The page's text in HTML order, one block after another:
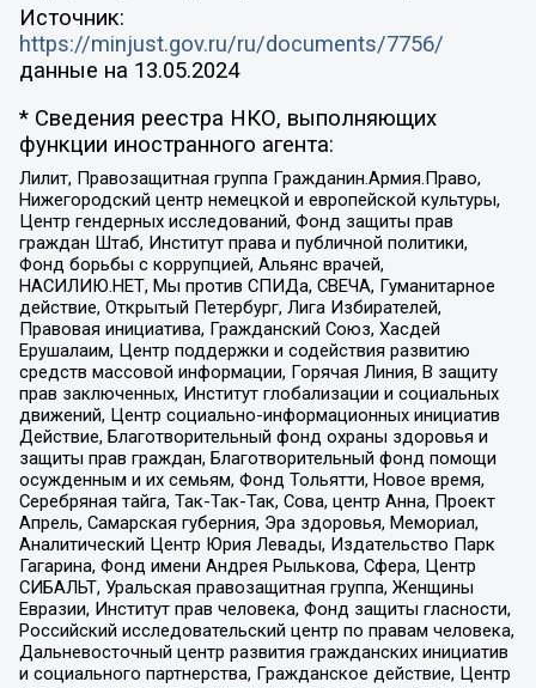
Источник:
https://minjust.gov.ru/ru/documents/7756/
данные на 13.05.2024
* Сведения реестра НКО, выполняющих
функции иностранного агента:
Лилит, Правозащитная группа Гражданин.Армия.Право,
Нижегородский центр немецкой и европейской культуры,
Центр гендерных исследований, Фонд защиты прав
граждан Штаб, Институт права и публичной политики,
Фонд борьбы с коррупцией, Альянс врачей,
НАСИЛИЮ.НЕТ, Мы против СПИДа, СВЕЧА, Гуманитарное
действие, Открытый Петербург, Лига Избирателей,
Правовая инициатива, Гражданский Союз, Хасдей
Ерушалаим, Центр поддержки и содействия развитию
средств массовой информации, Горячая Линия, В защиту
прав заключенных, Институт глобализации и социальных
движений, Центр социально-информационных инициатив
Действие, Благотворительный фонд охраны здоровья и
защиты прав граждан, Благотворительный фонд помощи
осужденным и их семьям, Фонд Тольятти, Новое время,
Серебряная тайга, Так-Так-Так, Сова, центр Анна, Проект
Апрель, Самарская губерния, Эра здоровья, Мемориал,
Аналитический Центр Юрия Левады, Издательство Парк
Гагарина, Фонд имени Андрея Рылькова, Сфера, Центр
СИБАЛЬТ, Уральская правозащитная группа, Женщины
Евразии, Институт прав человека, Фонд защиты гласности,
Российский исследовательский центр по правам человека,
Дальневосточный центр развития гражданских инициатив
и социального партнерства, Гражданское действие, Центр